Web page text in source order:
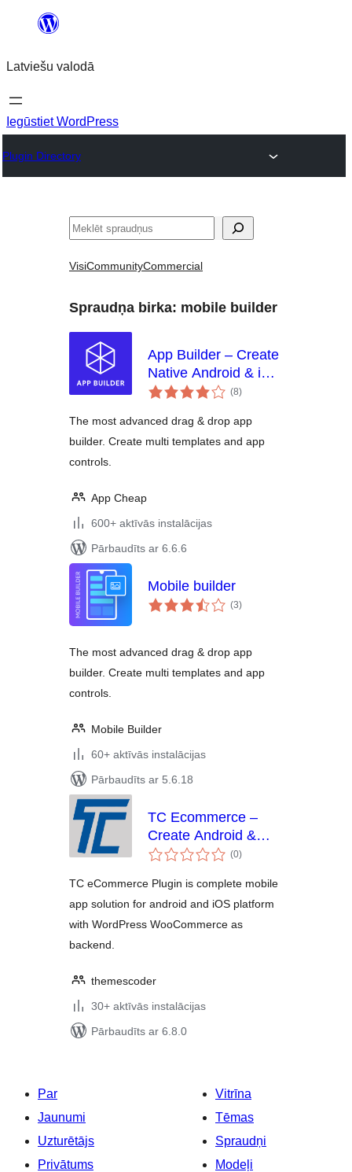
Pāriet
saturu
Latviešu valodā
Iegūstiet WordPress
Plugin Directory
Meklēt
VisiCommunityCommercial
Spraudņa birka: mobile builder
App Builder – Create
Native Android & iOS
Apps On The Flight
(8vērtējumu
kopsumma
)
The most advanced drag & drop app
builder. Create multi templates and app
controls.
App Cheap
600+ aktīvās instalācijas
Pārbaudīts ar 6.6.6
Mobile builder
(3vērtējumu
kopsumma
)
The most advanced drag & drop app
builder. Create multi templates and app
controls.
Mobile Builder
60+ aktīvās instalācijas
Pārbaudīts ar 5.6.18
TC Ecommerce –
Create Android &
iOS Apps for (0vērtējumu
kopsumma
)
TC eCommerce Plugin is complete mobile
app solution for android and iOS platform
with WordPress WooCommerce as
backend.
themescoder
30+ aktīvās instalācijas
Pārbaudīts ar 6.8.0
Par
Jaunumi
Uzturētājs
Privātums
Vitrīna
Tēmas
Spraudņi
Modeļi